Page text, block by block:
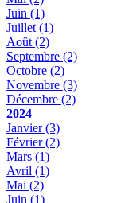
Juin (1)
Juillet(1)
Août(2)
Septembre (2)
Octobre (2)
Novembre (3)
Décembre (2)
2024
Janvier(3)
Février(2)
Mars (1)
Avril (1)
Mai (2)
Juin (1)